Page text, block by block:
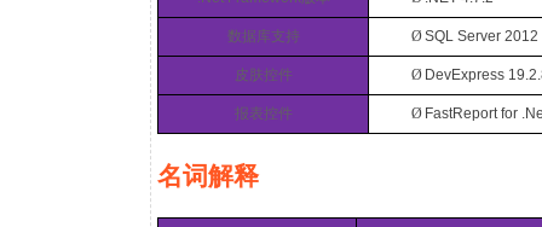
数据库支持 ØSQL Server
皮肤控件 Ø DevExpress
报表控件 Ø FastReport for
名词解释